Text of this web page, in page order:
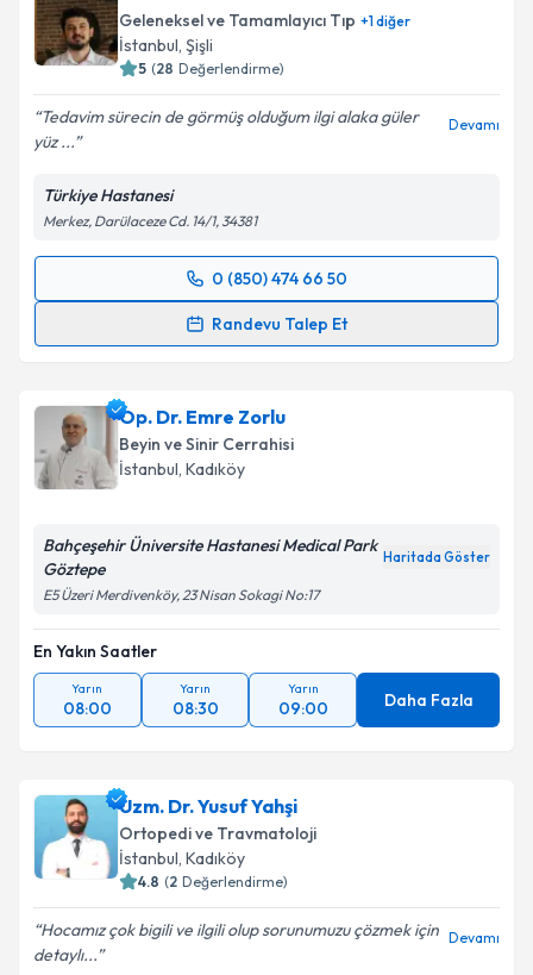
Geleneksel ve Tamamlayıcı Tıp +1diğer
İstanbul, Şişli
5 (28 Değerlendirme)
Tedavim sürecin de görmüş olduğum ilgi alaka güler
yüz ...
Devamı
Türkiye Hastanesi
Merkez, Darülaceze Cd. 14/1, 34381
0 (850) 474 66 50
Randevu Talep Et
Randevu Takvimi Talebi
takvim hazırlandığında e-posta ile bilgilendireceğiz.
E-posta Adresiniz
Metni'ni okudum ve kişisel verilerimin belirtilen
kapsamda işlenmesini kabul ediyorum.
Takvim Talebini Gönder
Op. Dr. Emre Zorlu
Beyin ve Sinir Cerrahisi
İstanbul, Kadıköy
Bahçeşehir Üniversite Hastanesi Medical Park
Göztepe
Haritada Göster
E5 Üzeri Merdivenköy, 23 Nisan Sokagi No:17
En Yakın Saatler
Yarın
08:00
Yarın
08:30
Yarın
09:00 Daha Fazla
Uzm. Dr. Yusuf Yahşi
Ortopedi ve Travmatoloji
İstanbul, Kadıköy
4.8 (2 Değerlendirme)
Hocamız çok bigili ve ilgili olup sorunumuzu çözmek için
detaylı...
Devamı